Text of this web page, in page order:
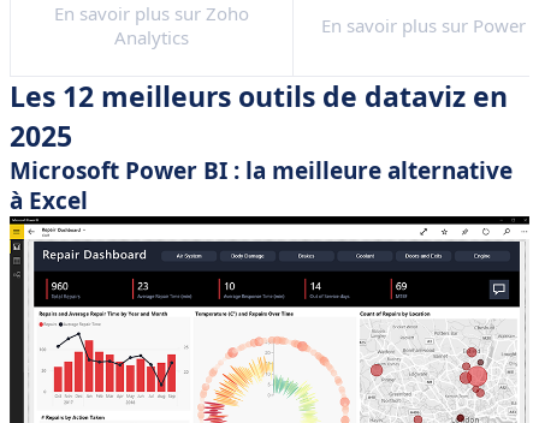
En savoir plus sur Zoho
Analytics
En savoir plus sur Power
Les 12 meilleurs outils de dataviz en
2025
Microsoft Power BI : la meilleure alternative
à Excel